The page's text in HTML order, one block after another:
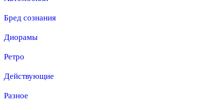
Бред сознания
Диорамы
Ретро
Действующие
Разное